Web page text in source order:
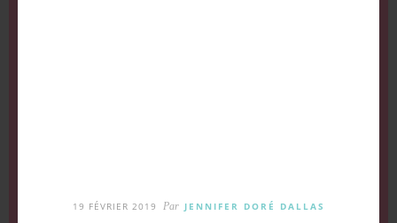
19 FÉVRIER 2019 Par JENNIFER DORÉ DALLAS